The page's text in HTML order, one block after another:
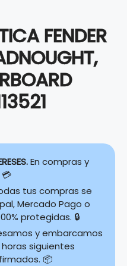
FENDER
En compras y
tus compras se
Mercado Pago o
protegidas. 🔒
y embarcamos
siguientes
📦